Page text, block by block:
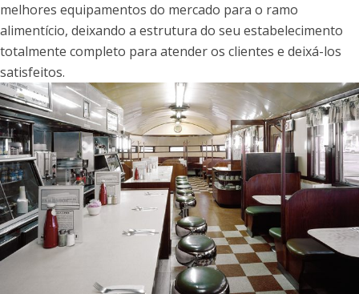
melhores equipamentos do mercado para o ramo
alimentício, deixando a estrutura do seu estabelecimento
totalmente completo para atender os clientes e deixá-los
satisfeitos.